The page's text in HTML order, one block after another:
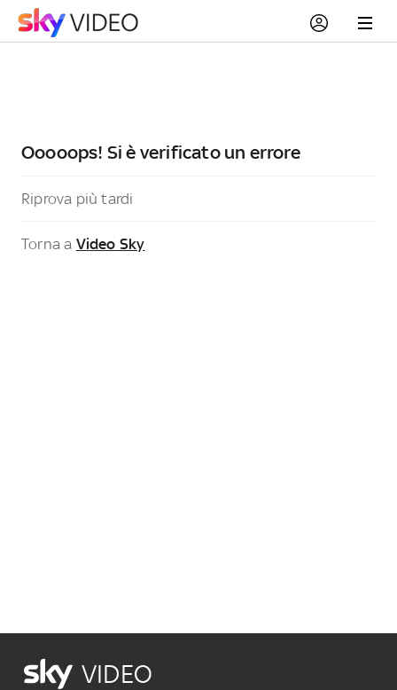
Ooooops! Si è verificato un errore
Riprova più tardi
Torna a Video Sky
VIDEO